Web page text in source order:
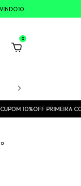
0
Fale Conosco
PRIMEIRA COMPRA: